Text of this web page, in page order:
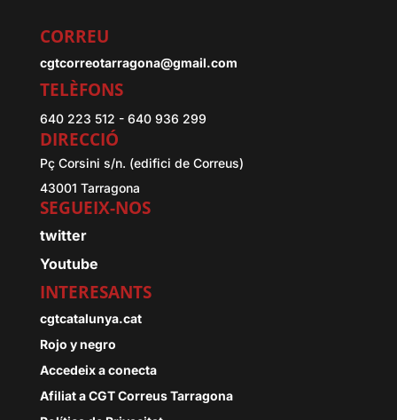
CORREU
cgtcorreotarragona@gmail.com
TELÈFONS
640 223 512 - 640 936 299
DIRECCIÓ
Pç Corsini s/n. (edifici de Correus)
43001 Tarragona
SEGUEIX-NOS
twitter
Youtube
INTERESANTS
cgtcatalunya.cat
Rojo y negro
Accedeix a conecta
Afiliat a CGT Correus Tarragona